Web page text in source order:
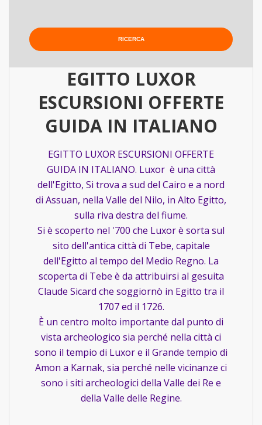
EGITTO LUXOR
ESCURSIONI OFFERTE
GUIDA IN ITALIANO
EGITTO LUXOR ESCURSIONI OFFERTE
GUIDA IN ITALIANO. Luxor è una città
dell'Egitto, Si trova a sud del Cairo e a nord
di Assuan, nella Valle del Nilo, in Alto Egitto,
sulla riva destra del fiume.
Si è scoperto nel '700 che Luxor è sorta sul
sito dell'antica città di Tebe, capitale
dell'Egitto al tempo del Medio Regno. La
scoperta di Tebe è da attribuirsi al gesuita
Claude Sicard che soggiornò in Egitto tra il
1707 ed il 1726.
È un centro molto importante dal punto di
vista archeologico sia perché nella città ci
sono il tempio di Luxor e il Grande tempio di
Amon a Karnak, sia perché nelle vicinanze ci
sono i siti archeologici della Valle dei Re e
della Valle delle Regine.